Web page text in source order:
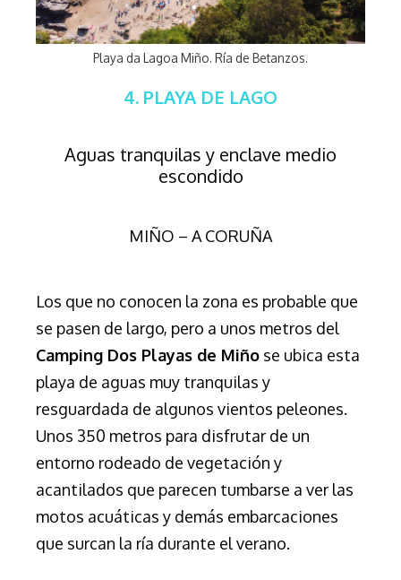
Playa da Lagoa Miño. Ría de Betanzos.
4. PLAYA DE LAGO
Aguas tranquilas y enclave medio
escondido
MIÑO – A CORUÑA
Los que no conocen la zona es probable que
se pasen de largo, pero a unos metros del
Camping Dos Playas de Miño se ubica esta
playa de aguas muy tranquilas y
resguardada de algunos vientos peleones.
Unos 350 metros para disfrutar de un
entorno rodeado de vegetación y
acantilados que parecen tumbarse a ver las
motos acuáticas y demás embarcaciones
que surcan la ría durante el verano.